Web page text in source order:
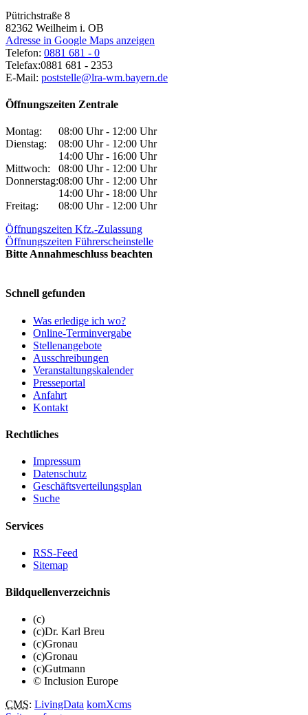
Pütrichstraße 8
82362 Weilheim i. OB
Adresse in Google Maps anzeigen
Telefon: 0881 681 - 0
Telefax:0881 681 - 2353
E-Mail: poststelle@lra-wm.bayern.de
Öffnungszeiten Zentrale
Montag:
08:00 Uhr - 12:00 Uhr
Dienstag:
08:00 Uhr - 12:00 Uhr
14:00 Uhr - 16:00 Uhr
Mittwoch:
08:00 Uhr - 12:00 Uhr
Donnerstag:08:00 Uhr - 12:00 Uhr
14:00 Uhr - 18:00 Uhr
Freitag:
08:00 Uhr - 12:00 Uhr
Öffnungszeiten Kfz.-Zulassung
Öffnungszeiten Führerscheinstelle
Bitte Annahmeschluss beachten
Schnell gefunden
Was erledige ich wo?
Online-Terminvergabe
Stellenangebote
Ausschreibungen
Veranstaltungskalender
Presseportal
Anfahrt
Kontakt
Rechtliches
Impressum
Datenschutz
Geschäftsverteilungsplan
Suche
Services
RSS-Feed
Sitemap
Bildquellenverzeichnis
(c)
(c)Dr. Karl Breu
(c)Gronau
(c)Gronau
(c)Gutmann
© Inclusion Europe
CMS: LivingData komXcms